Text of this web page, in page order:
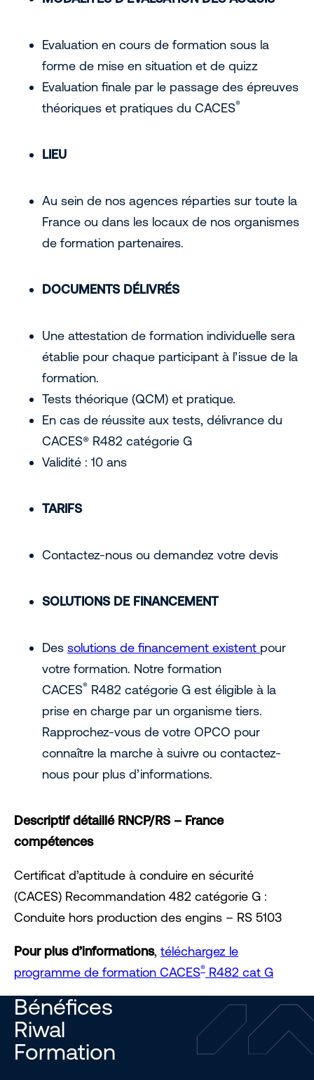
Evaluation en cours de formation sous la
forme de mise en situation et de quizz
Evaluation finale par le passage des épreuves
théoriques et pratiques du CACES®
LIEU
Au sein de nos agences réparties sur toute la
France ou dans les locaux de nos organismes
de formation partenaires.
DOCUMENTS DÉLIVRÉS
Une attestation de formation individuelle sera
établie pour chaque participant à l’issue de la
formation.
Tests théorique (QCM) et pratique.
En cas de réussite aux tests, délivrance du
CACES® R482 catégorie G
Validité : 10 ans
TARIFS
Contactez-nous ou demandez votre devis
SOLUTIONS DE FINANCEMENT
Des solutions de financement existent pour
votre formation. Notre formation
CACES® R482 catégorie G est éligible à la
prise en charge par un organisme tiers.
Rapprochez-vous de votre OPCO pour
connaître la marche à suivre ou contactez-
nous pour plus d’informations.
Descriptif détaillé RNCP/RS – France
compétences
Certificat d’aptitude à conduire en sécurité
(CACES) Recommandation 482 catégorie G :
Conduite hors production des engins – RS 5103
Pour plus d’informations, téléchargez le
programme de formation CACES® R482 cat G
Bénéfices
Riwal
Formation